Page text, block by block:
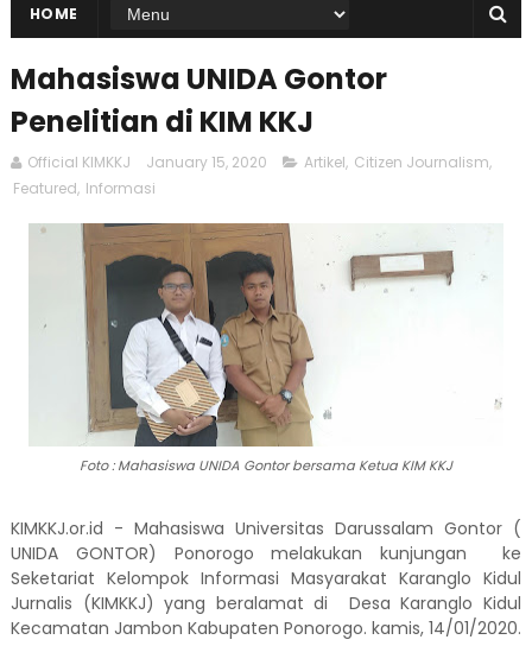
HOME
Mahasiswa UNIDA Gontor
Penelitian di KIM KKJ
Official KIMKKJ January 15, 2020 Artikel, Citizen Journalism,
Featured, Informasi
Foto : Mahasiswa UNIDA Gontor bersama Ketua KIM KKJ
KIMKKJ.or.id - Mahasiswa Universitas Darussalam Gontor (
UNIDA GONTOR) Ponorogo melakukan kunjungan ke
Seketariat Kelompok Informasi Masyarakat Karanglo Kidul
Jurnalis (KIMKKJ) yang beralamat di Desa Karanglo Kidul
Kecamatan Jambon Kabupaten Ponorogo. kamis, 14/01/2020.